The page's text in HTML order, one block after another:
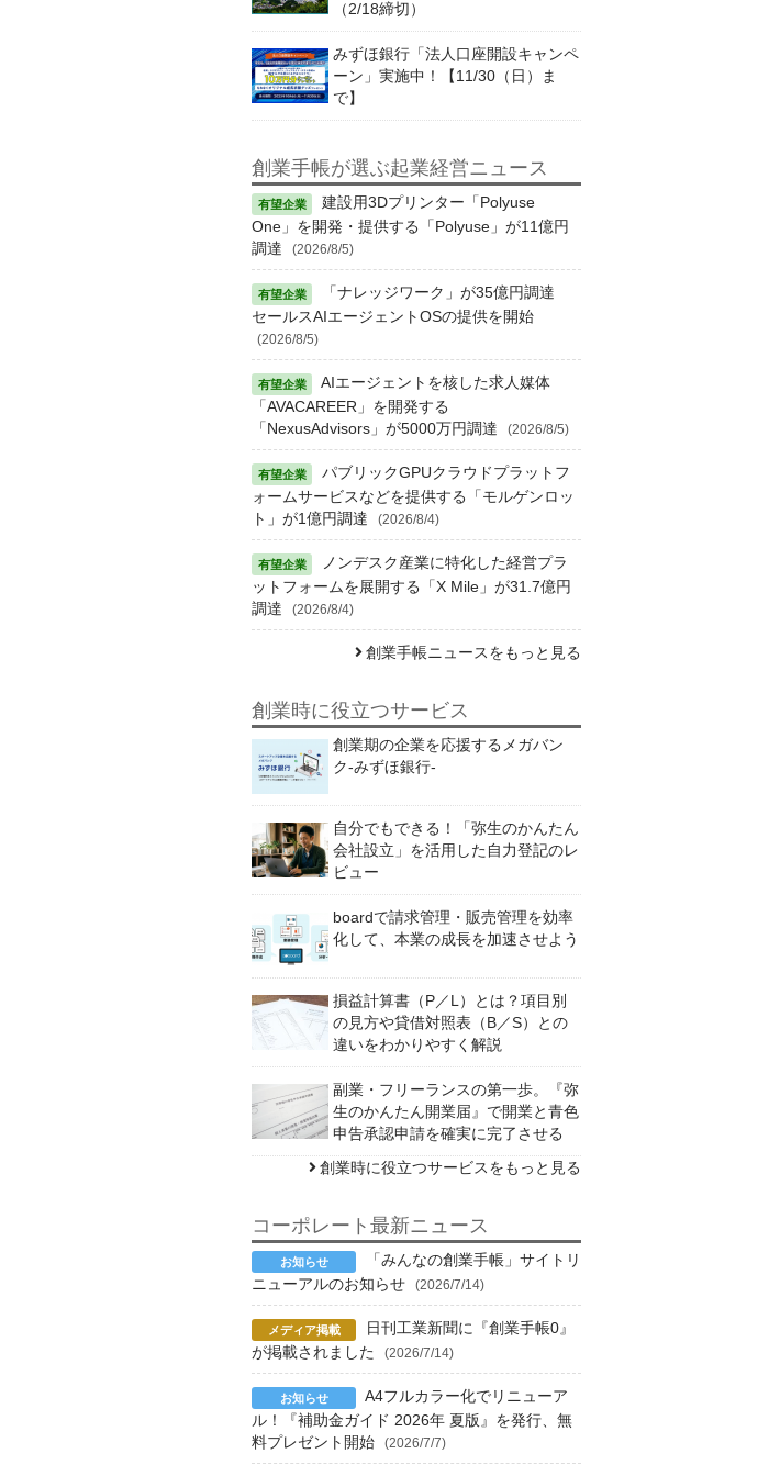
（2/18締切）
みずほ銀行「法人口座開設キャンペ
ーン」実施中！【11/30（日）ま
で】
創業手帳が選ぶ起業経営ニュース
建設用3Dプリンター「Polyuse
One」を開発・提供する「Polyuse」が11億円
調達
(2026/8/5)
「ナレッジワーク」が35億円調達
セールスAIエージェントOSの提供を開始
(2026/8/5)
AIエージェントを核した求人媒体
「AVACAREER」を開発する
「NexusAdvisors」が5000万円調達
(2026/8/5)
パブリックGPUクラウドプラットフ
ォームサービスなどを提供する「モルゲンロッ
ト」が1億円調達
(2026/8/4)
ノンデスク産業に特化した経営プラ
ットフォームを展開する「X Mile」が31.7億円
調達
(2026/8/4)
創業手帳ニュースをもっと見る
創業時に役立つサービス
創業期の企業を応援するメガバン
ク-みずほ銀行-
自分でもできる！「弥生のかんたん
会社設立」を活用した自力登記のレ
ビュー
boardで請求管理・販売管理を効率
化して、本業の成長を加速させよう
損益計算書（P／L）とは？項目別
の見方や貸借対照表（B／S）との
違いをわかりやすく解説
副業・フリーランスの第一歩。『弥
生のかんたん開業届』で開業と青色
申告承認申請を確実に完了させる
創業時に役立つサービスをもっと見る
コーポレート最新ニュース
「みんなの創業手帳」サイトリ
ニューアルのお知らせ
(2026/7/14)
日刊工業新聞に『創業手帳0』
が掲載されました
(2026/7/14)
A4フルカラー化でリニューア
ル！『補助金ガイド 2026年 夏版』を発行、無
料プレゼント開始
(2026/7/7)